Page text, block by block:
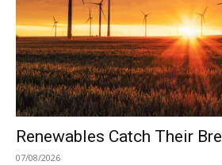
Renewables Catch Their
07/08/2026